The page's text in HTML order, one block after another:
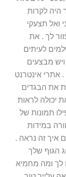
היה לקרות
ואל תצעקי
לך . את
לעיתים
מבצעים
אתרי אינטרנט
את הבגדים
יכולה לראות
תמונות של
במידות
איך זה נראה .
הגוף שלך
לך ומה מחמיא